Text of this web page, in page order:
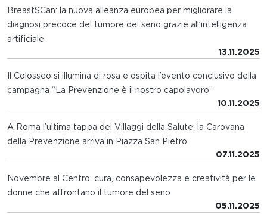
BreastSCan: la nuova alleanza europea per migliorare la
diagnosi precoce del tumore del seno grazie all’intelligenza
artificiale
13.11.2025
Il Colosseo si illumina di rosa e ospita l’evento conclusivo della
campagna “La Prevenzione è il nostro capolavoro”
10.11.2025
A Roma l’ultima tappa dei Villaggi della Salute: la Carovana
della Prevenzione arriva in Piazza San Pietro
07.11.2025
Novembre al Centro: cura, consapevolezza e creatività per le
donne che affrontano il tumore del seno
05.11.2025